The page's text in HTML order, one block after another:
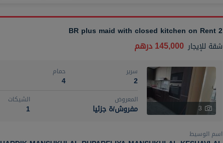
2 BR plus maid with closed kitchen on Rent
شقة للإيجار 145,000 درهم
3
سرير
2
حمام
4
المعروض
مفروش/ة جزئيا
الشيكات
1
اسم الوسيط